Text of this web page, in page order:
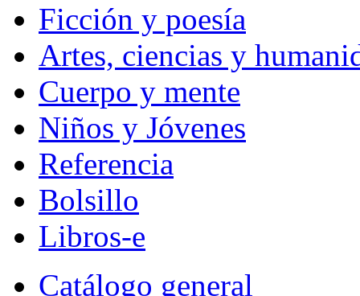
Ficción y poesía
Artes, ciencias y
Cuerpo y mente
Niños y Jóvenes
Referencia
Bolsillo
Libros-e
Catálogo general